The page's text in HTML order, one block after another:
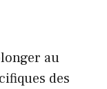
au
des